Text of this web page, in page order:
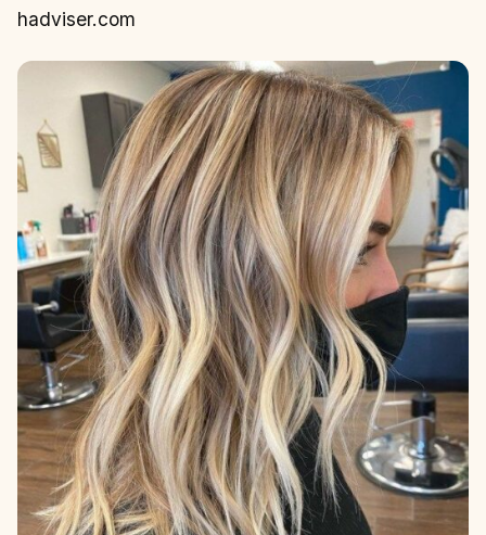
hadviser.com